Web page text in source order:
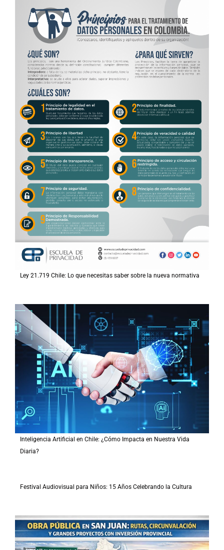
Ley 21.719 Chile: Lo que necesitas saber sobre la nueva normativa
Inteligencia Artificial en Chile: ¿Cómo Impacta en Nuestra Vida
Diaria?
Festival Audiovisual para Niños: 15 Años Celebrando la Cultura